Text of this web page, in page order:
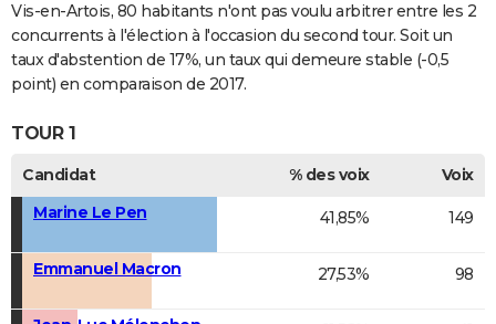
Vis-en-Artois, 80 habitants n'ont pas voulu arbitrer entre les 2
concurrents à l'élection à l'occasion du second tour. Soit un
taux d'abstention de 17%, un taux qui demeure stable (-0,5
point) en comparaison de 2017.
TOUR 1
Candidat % des voix
Voix
Marine Le Pen
41,85% 149
Emmanuel Macron 27,53% 98